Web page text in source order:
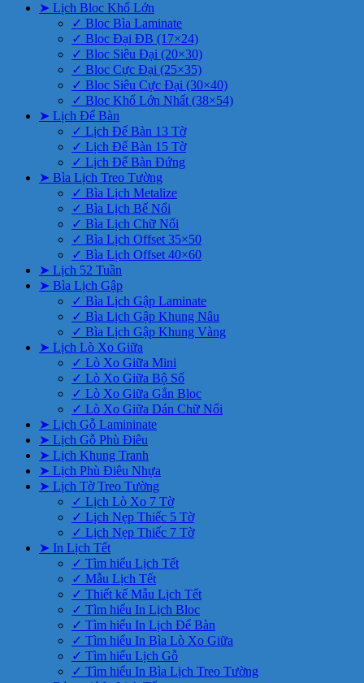
➤ Lịch Bloc Khổ Lớn
✓ Bloc Bìa Laminate
✓ Bloc Đại ĐB (17×24)
✓ Bloc Siêu Đại (20×30)
✓ Bloc Cực Đại (25×35)
✓ Bloc Siêu Cực Đại (30×40)
✓ Bloc Khổ Lớn Nhất (38×54)
➤ Lịch Để Bàn
✓ Lịch Để Bàn 13 Tờ
✓ Lịch Để Bàn 15 Tờ
✓ Lịch Để Bàn Đứng
➤ Bìa Lịch Treo Tường
✓ Bìa Lịch Metalize
✓ Bìa Lịch Bế Nổi
✓ Bìa Lịch Chữ Nổi
✓ Bìa Lịch Offset 35×50
✓ Bìa Lịch Offset 40×60
➤ Lịch 52 Tuần
➤ Bìa Lịch Gập
✓ Bìa Lịch Gập Laminate
✓ Bìa Lịch Gập Khung Nâu
✓ Bìa Lịch Gập Khung Vàng
➤ Lịch Lò Xo Giữa
✓ Lò Xo Giữa Mini
✓ Lò Xo Giữa Bộ Số
✓ Lò Xo Giữa Gắn Bloc
✓ Lò Xo Giữa Dán Chữ Nổi
➤ Lịch Gỗ Lamininate
➤ Lịch Gỗ Phù Điêu
➤ Lịch Khung Tranh
➤ Lịch Phù Điêu Nhựa
➤ Lịch Tờ Treo Tường
✓ Lịch Lò Xo 7 Tờ
✓ Lịch Nẹp Thiếc 5 Tờ
✓ Lịch Nẹp Thiếc 7 Tờ
➤ In Lịch Tết
✓ Tìm hiểu Lịch Tết
✓ Mẫu Lịch Tết
✓ Thiết kế Mẫu Lịch Tết
✓ Tìm hiểu In Lịch Bloc
✓ Tìm hiểu In Lịch Để Bàn
✓ Tìm hiểu In Bìa Lò Xo Giữa
✓ Tìm hiểu Lịch Gỗ
✓ Tìm hiểu In Bìa Lịch Treo Tường